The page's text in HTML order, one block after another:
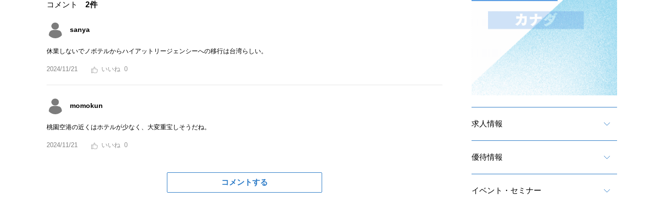
コメント 2件
sanya
休業しないでノボテルからハイアットリージェンシーへの移行は台湾らしい。
2024/11/21 0
momokun
桃園空港の近くはホテルが少なく、大変重宝しそうだね。
2024/11/21 0
コメントする
求人情報
優待情報
イベント・セミナー